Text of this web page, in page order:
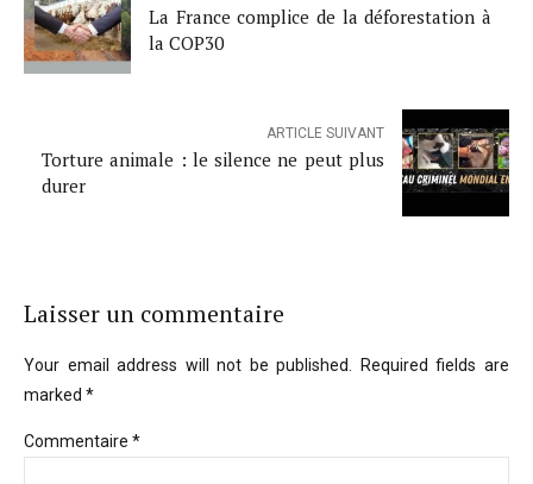
La France complice de la déforestation à
la COP30
ARTICLE SUIVANT
Torture animale : le silence ne peut plus
durer
Laisser un commentaire
Your email address will not be published. Required fields are
marked *
Commentaire *